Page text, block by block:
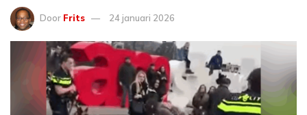
Door Frits 24 januari 2026